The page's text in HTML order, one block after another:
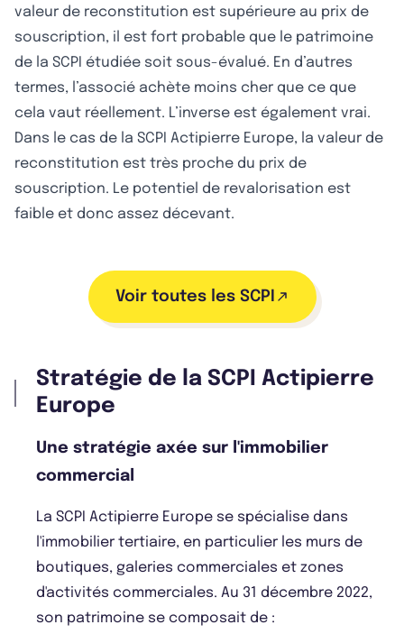
valeur de reconstitution est supérieure au prix de
souscription, il est fort probable que le patrimoine
de la SCPI étudiée soit sous-évalué. En d’autres
termes, l’associé achète moins cher que ce que
cela vaut réellement. L’inverse est également vrai.
Dans le cas de la SCPI Actipierre Europe, la valeur de
reconstitution est très proche du prix de
souscription. Le potentiel de revalorisation est
faible et donc assez décevant.
Voir toutes les SCPI
Stratégie de la SCPI Actipierre
Europe
Une stratégie axée sur l'immobilier
commercial
La SCPI Actipierre Europe se spécialise dans
l'immobilier tertiaire, en particulier les murs de
boutiques, galeries commerciales et zones
d'activités commerciales. Au 31 décembre 2022,
son patrimoine se composait de :